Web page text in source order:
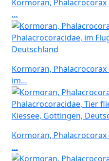
Kormoran,
…
Kormoran,
im…
Kormoran,
…